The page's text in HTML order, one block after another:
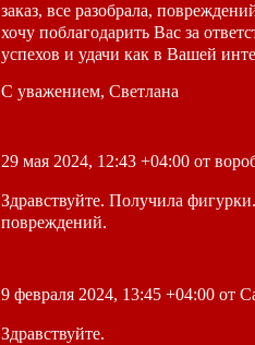
заказ, все разобрала,
хочу поблагодарить Вас за
успехов и удачи как в Вашей
С уважением, Светлана
29 мая 2024, 12:43 +04:00 от
Здравствуйте. Получила
повреждений.
9 февраля 2024, 13:45 +04:00 от
Здравствуйте.